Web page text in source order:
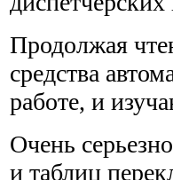
Продолжая
средства
работе, и
Очень
и таблиц